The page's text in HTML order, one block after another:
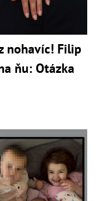
nohavíc! Filip
ňu: Otázka